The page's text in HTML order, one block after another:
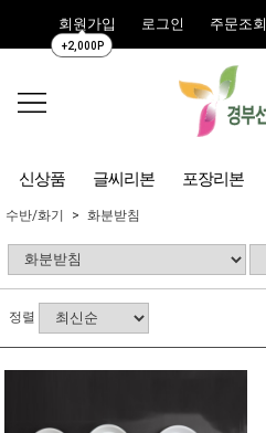
회원가입
+2,000P
로그인 주문조회
신상품 글씨리본 포장리본
수반/화기 화분받침
정렬